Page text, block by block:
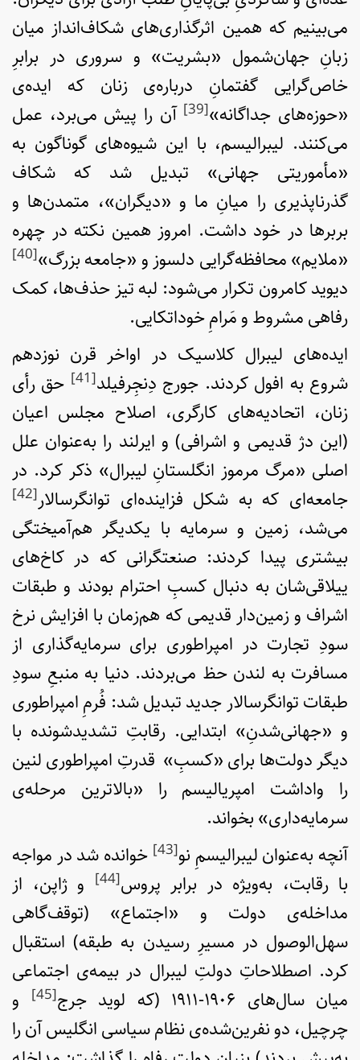
می‌بینیم که همین اثرگذاری‌های شکاف‌انداز میان
زبانِ جهان‌شمول «بشریت» و سروری در برابرِ
خاص‌گرایی گفتمانِ درباره‌ی زنان که ایده‌ی
«حوزه‌های جداگانه»[39]
آن را پیش می‌برد، عمل
می‌کنند. لیبرالیسم، با این شیوه‌های گوناگون به
«مأموریتی جهانی» تبدیل شد که شکاف
گذرناپذیری را میانِ ما و «دیگران»، متمدن‌ها و
بربرها در خود داشت. امروز همین نکته در چهره
«ملایم» محافظه‌گرایی دلسوز و «جامعه بزرگ»[40]
دیوید کامرون تکرار می‌شود: لبه تیز حذف‌ها، کمک
رفاهی مشروط و مَرامِ خوداتکایی.
ایده‌های لیبرال کلاسیک در اواخر قرن نوزدهم
شروع به افول کردند. جورج دِنجِرفیلد[41]
حق رأی
زنان، اتحادیه‌های کارگری، اصلاح مجلس اعیان
(این دژ قدیمی و اشرافی) و ایرلند را به‌عنوان علل
اصلی «مرگ مرموز انگلستانِ لیبرال» ذکر کرد. در
جامعه‌ای که به شکل فزاینده‌ای توانگرسالار[42]
می‌شد، زمین و سرمایه با یکدیگر هم‌آمیختگی
بیشتری پیدا کردند: صنعتگرانی که در کاخ‌های
ییلاقی‌شان به دنبال کسبِ احترام بودند و طبقات
اشراف و زمین‌دار قدیمی که هم‌زمان با افزایش نرخ
سودِ تجارت در امپراطوری برای سرمایه‌گذاری از
مسافرت به لندن حظ می‌بردند. دنیا به منبعِ سودِ
طبقات توانگر‌سالار جدید تبدیل شد: فُرمِ امپراطوری
و «جهانی‌شدنِ» ابتدایی. رقابتِ تشدید‌شونده با
دیگر دولت‌ها برای «کسبِ» قدرتِ امپراطوری لنین
را واداشت امپریالیسم را «بالاترین مرحله‌ی
سرمایه‌داری» بخواند.
آنچه به‌عنوان لیبرالیسمِ نو[43]
خوانده شد در مواجه
با رقابت، به‌ویژه در برابر پروس[44]
و ژاپن، از
مداخله‌ی دولت و «اجتماع» (توقف‌گاهی
سهل‌الوصول در مسیرِ رسیدن به طبقه) استقبال
کرد. اصطلاحاتِ دولتِ لیبرال در بیمه‌ی اجتماعی
میان سال‌های ۱۹۰۶-۱۹۱۱ (که لوید جرج
[45]
و
چرچیل، دو نفرین‌شده‌ی نظام سیاسی انگلیس آن را